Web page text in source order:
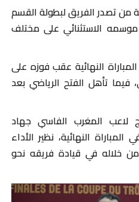
من تصدر الفريق لبطولة القسم
موسمه الاستثنائي على مختلف
النهائية عقب فوزه على
تأهل الفتح الرياضي بعد
لاعب المغرب الفاسي جهاد
النهائية، نظير الأداء
خلاله في قيادة فريقه نحو